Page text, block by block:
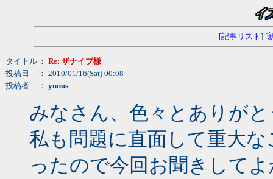
[記事リスト ] [
タイトル ： Re: ザナイブ様
投稿日
： 2010/01/16(Sat) 00:08
投稿者
： yunus
みなさん、色々とありが
私も問題に直面して重大
ったので今回お聞きして